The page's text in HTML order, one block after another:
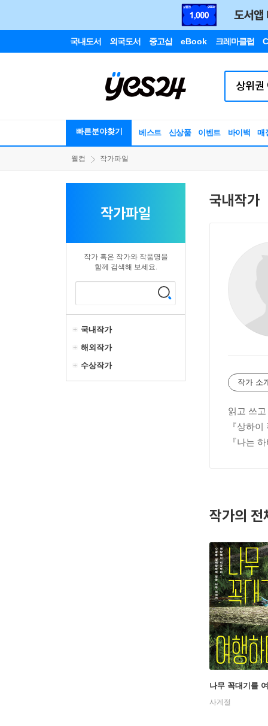
국내도서 외국도서 중고샵 eBook 크레마클럽
빠른분야찾기 베스트 신상품 이벤트 바이백 매
웰컴 작가파일
작가파일
작가 혹은 작가와 작품명을
함께 검색해 보세요.
국내작가
해외작가
수상작가
국내작가
작가 소
읽고 쓰
『상하
『나는
작가의 전
나무 꼭대기를
사계절